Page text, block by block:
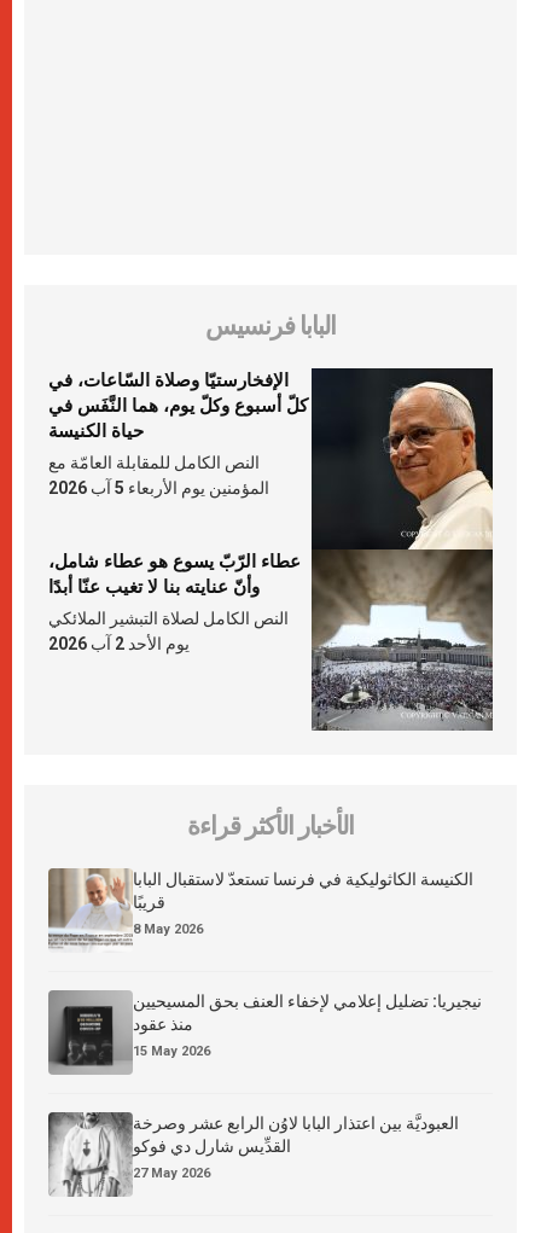
البابا فرنسيس
الإفخارستيّا وصلاة السّاعات، في
كلّ أسبوع وكلّ يوم، هما النَّفَس في
حياة الكنيسة
النص الكامل للمقابلة العامّة مع
المؤمنين يوم الأربعاء 5 آب 2026
عطاء الرّبّ يسوع هو عطاء شامل،
وأنّ عنايته بنا لا تغيب عنّا أبدًا
النص الكامل لصلاة التبشير الملائكي
يوم الأحد 2 آب 2026
الأخبار الأكثر قراءة
الكنيسة الكاثوليكية في فرنسا تستعدّ لاستقبال البابا
قريبًا
8 May 2026
نيجيريا: تضليل إعلامي لإخفاء العنف بحق المسيحيين
منذ عقود
15 May 2026
العبوديَّة بين اعتذار البابا لاوُن الرابع عشر وصرخة
القدِّيس شارل دي فوكو
27 May 2026